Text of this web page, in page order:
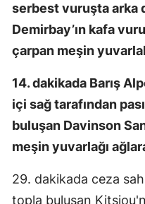
serbest vuruşta arka
Demirbay’ın kafa
çarpan meşin
14. dakikada Barış
içi sağ tarafından
buluşan Davinson
meşin yuvarlağı
29. dakikada ceza
topla buluşan